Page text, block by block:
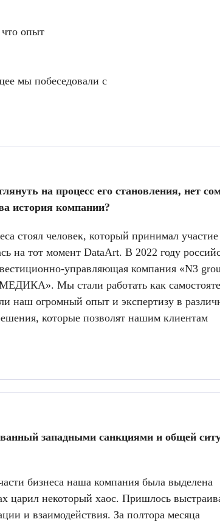
опыт
мы побеседовали с
на процесс его становления, нет
история компании?
стоял человек, который принимал участие
на тот момент DataArt. В 2022 году
управляющая компания «N3
Мы стали работать как
наш огромный опыт и экспертизу в
которые позволят нашим клиентам
западными санкциями и общей
бизнеса наша компания была выделена
царил некоторый хаос. Пришлось
и взаимодействия. За полтора месяца